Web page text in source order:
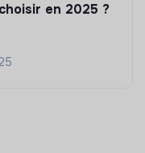
en 2025 ?